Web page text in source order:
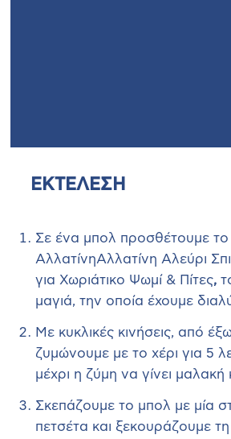
ΕΚΤΕΛΕΣΗ
Σε ένα μπολ προσθέτουμε το
ΑλλατίνηΑλλατίνη Αλεύρι
για Χωριάτικο Ψωμί & Πίτες,
μαγιά, την οποία έχουμε
Με κυκλικές κινήσεις, από
ζυμώνουμε με το χέρι για 5
μέχρι η ζύμη να γίνει μαλακή
Σκεπάζουμε το μπολ με μία
πετσέτα και ξεκουράζουμε